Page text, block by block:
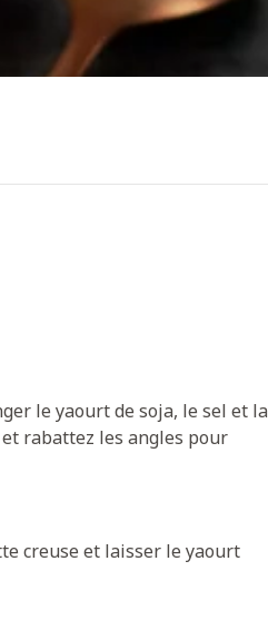
le yaourt de soja, le sel et la
rabattez les angles pour
creuse et laisser le yaourt